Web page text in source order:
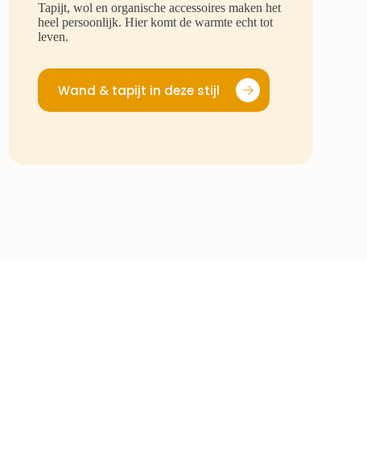
Tapijt, wol en organische accessoires maken het
heel persoonlijk. Hier komt de warmte echt tot
leven.
Wand & tapijt in deze stijl